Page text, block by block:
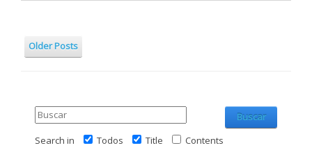
Older Posts
Buscar
Search in
Todos Title Contents